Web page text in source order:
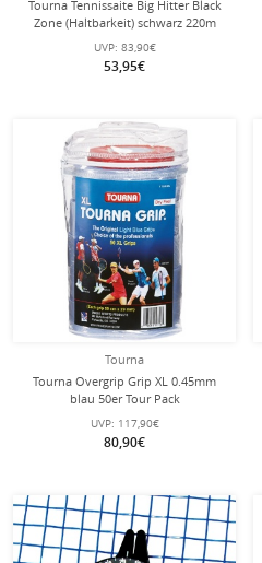
Tourna Tennissaite Big Hitter Black
Zone (Haltbarkeit) schwarz 220m
Rolle
UVP: 83,90€
53,95€
Tourna
Tourna Overgrip Grip XL 0.45mm
blau 50er Tour Pack
UVP: 117,90€
80,90€